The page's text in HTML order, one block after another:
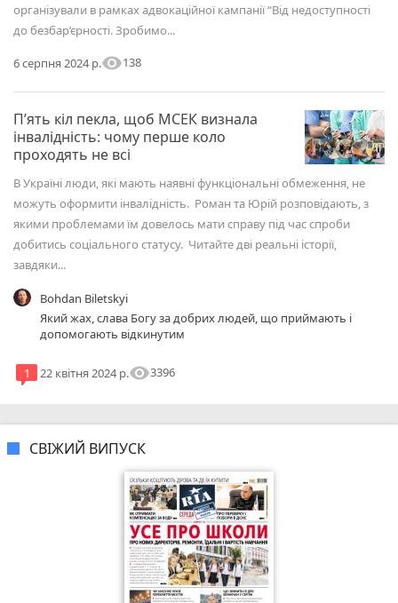
організували в рамках адвокаційної кампанії “Від недоступності
до безбар’єрності. Зробимо...
6 серпня 2024 р.visibility138
П’ять кіл пекла, щоб МСЕК визнала
інвалідність: чому перше коло
проходять не всі
В Україні люди, які мають наявні функціональні обмеження, не
можуть оформити інвалідність. Роман та Юрій розповідають, з
якими проблемами їм довелось мати справу під час спроби
добитись соціального статусу. Читайте дві реальні історії,
завдяки...
Bohdan Biletskyi
Який жах, слава Богу за добрих людей, що приймають і
допомогають відкинутим
1 22 квітня 2024 р.visibility3396
СВІЖИЙ ВИПУСК